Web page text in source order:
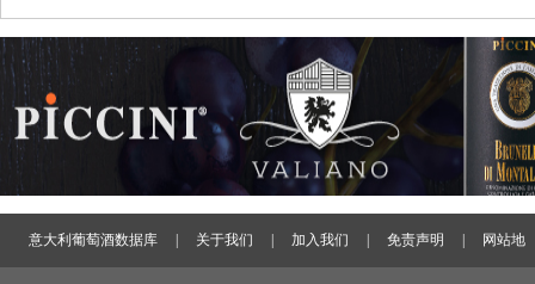
意大利葡萄酒数据库 关于我们 加入我们 免责声明 网站地